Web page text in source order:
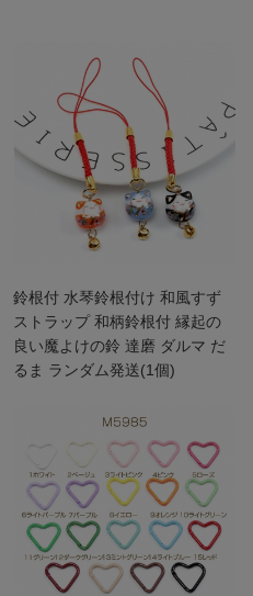
鈴根付 水琴鈴根付け 和風すず
ストラップ 和柄鈴根付 縁起の
良い魔よけの鈴 達磨 ダルマ だ
るま ランダム発送(1個)